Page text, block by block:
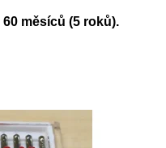
měsíců (5 roků).